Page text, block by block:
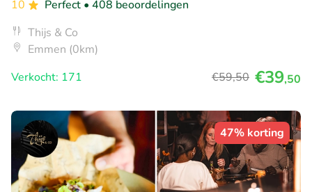
10
Perfect • 408 beoordelingen
Thijs & Co
Emmen (0km)
Verkocht: 171
€59,50 €39,50
47% korting